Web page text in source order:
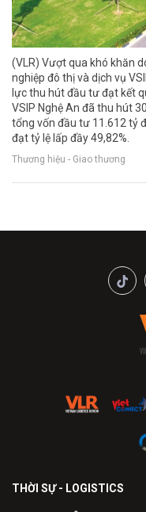
(VLR) Vượt qua khó khăn
nghiệp đô thị và dịch vụ
lực thu hút đầu tư đạt kết
VSIP Nghệ An đã thu hút
tổng vốn đầu tư 11.612 tỷ
đạt tỷ lệ lấp đầy 49,82%.
Thương hiệu - Giao thương
THỜI SỰ - LOGISTICS